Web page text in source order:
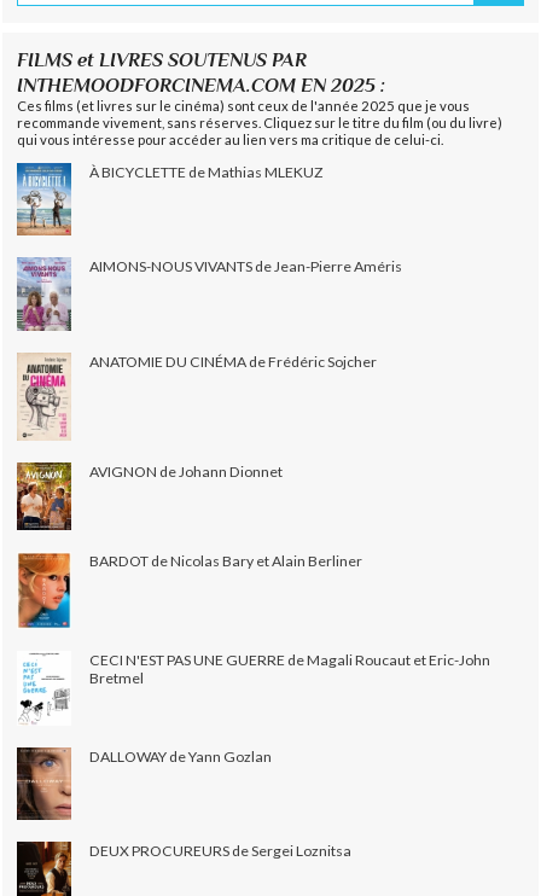
FILMS et LIVRES SOUTENUS PAR
INTHEMOODFORCINEMA.COM EN 2025 :
Ces films (et livres sur le cinéma) sont ceux de l'année 2025 que je vous
recommande vivement, sans réserves. Cliquez sur le titre du film (ou du livre)
qui vous intéresse pour accéder au lien vers ma critique de celui-ci.
À BICYCLETTE de Mathias MLEKUZ
AIMONS-NOUS VIVANTS de Jean-Pierre Améris
ANATOMIE DU CINÉMA de Frédéric Sojcher
AVIGNON de Johann Dionnet
BARDOT de Nicolas Bary et Alain Berliner
CECI N'EST PAS UNE GUERRE de Magali Roucaut et Eric-John
Bretmel
DALLOWAY de Yann Gozlan
DEUX PROCUREURS de Sergei Loznitsa